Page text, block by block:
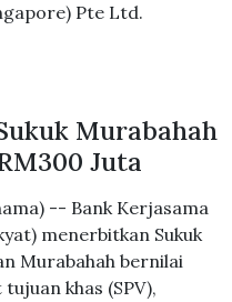
Pte Ltd.
Murabahah
Juta
-- Bank Kerjasama
menerbitkan Sukuk
Murabahah bernilai
khas (SPV),